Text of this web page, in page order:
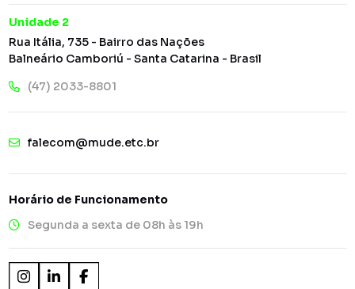
Unidade 2
Rua Itália, 735 - Bairro das Nações
Balneário Camboriú - Santa Catarina - Brasil
(47) 2033-8801
falecom@mude.etc.br
Horário de Funcionamento
Segunda a sexta de 08h às 19h